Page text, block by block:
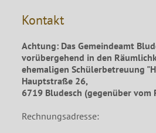
Kontakt
Achtung: Das Gemeindeamt
vorübergehend in den
ehemaligen Schülerbetreuung
Hauptstraße 26,
6719 Bludesch (gegenüber vom
Rechnungsadresse: